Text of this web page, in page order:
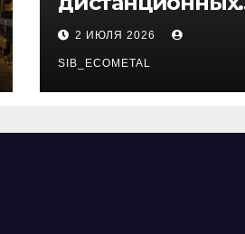
курсов для
изучения
актуальных
специальностей
2 ИЮЛЯ 2026
SIB_ECOMETAL